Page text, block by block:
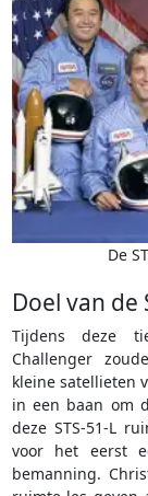
De
Doel van de
Tijdens deze
Challenger
kleine satellieten
in een baan om
deze STS-51-L
voor het eerst
bemanning.